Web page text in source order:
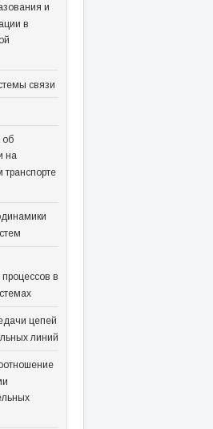
и
в
связи
об
на
процессов в
цепей
линий